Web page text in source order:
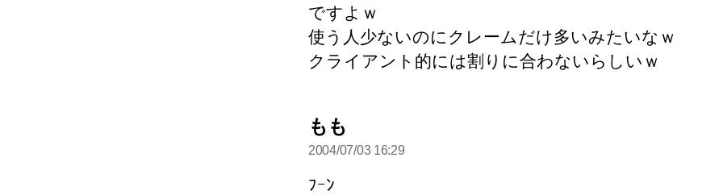
ですよｗ
使う人少ないのにクレームだけ多いみたいなｗ
クライアント的には割りに合わないらしいｗ
もも
発
2004/07/03 16:29
ﾌｰﾝ